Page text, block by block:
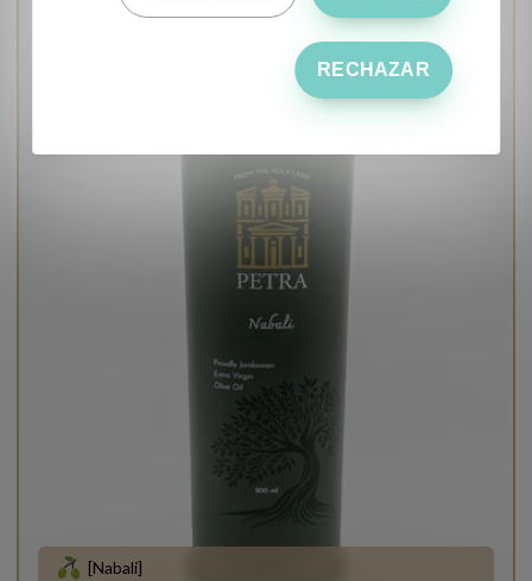
[Nabali]
RECHAZAR